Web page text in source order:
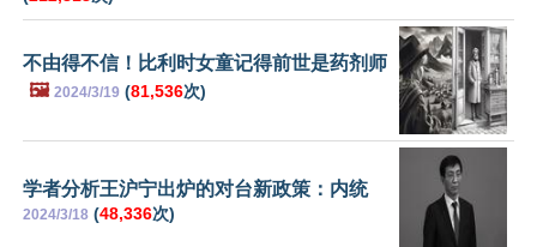
不由得不信！比利时女童记得前世是药剂师
🖼️ 2024/3/19 (81,536次)
学者分析王沪宁出炉的对台新政策：内统
2024/3/18 (48,336次)